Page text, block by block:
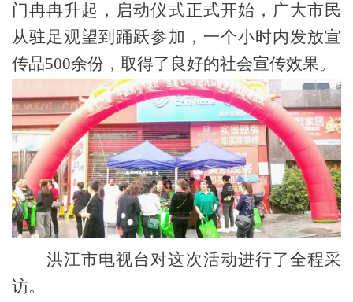
门冉冉升起，启动仪式正式开始，广大市民
从驻足观望到踊跃参加，一个小时内发放宣
传品500余份，取得了良好的社会宣传效果。
洪江市电视台对这次活动进行了全程采
访。